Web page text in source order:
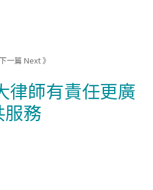
下一篇 Next 》
律師有責任更廣
務